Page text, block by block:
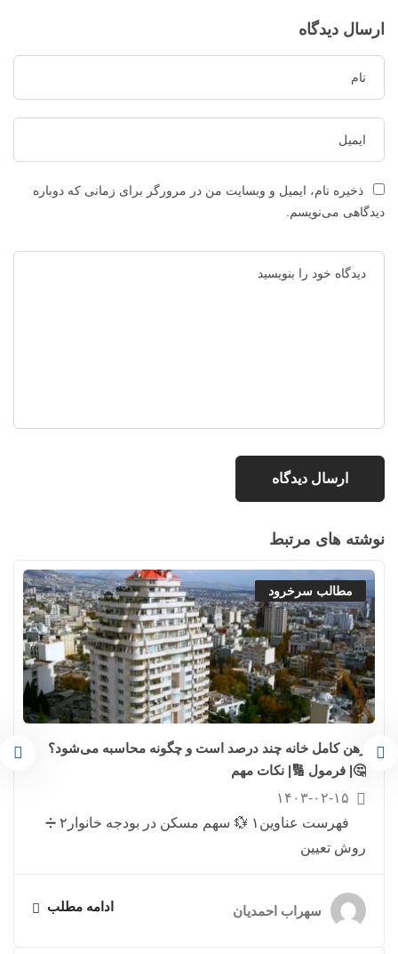
ارسال دیدگاه
ذخیره نام، ایمیل و وبسایت من در مرورگر برای زمانی که دوباره
دیدگاهی می‌نویسم.
نوشته های مرتبط
مطالب سرخرود
رهن کامل خانه چند درصد است و چگونه محاسبه می‌شود؟
🤔| فرمول 🔢| نکات مهم
۱۴۰۳-۰۲-۱۵
فهرست عناوین۱ 💱 سهم مسکن در بودجه خانوار۲ ➗
روش تعیین
سهراب احمدیان ادامه مطلب